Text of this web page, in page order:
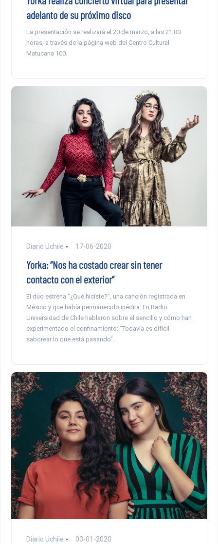
adelanto de su próximo disco
La presentación se realizará el 20 de marzo, a las 21:00
horas, a través de la página web del Centro Cultural
Matucana 100.
Diario Uchile 17-06-2020
Yorka: “Nos ha costado crear sin tener
contacto con el exterior”
El dúo estrena “¿Qué hiciste?”, una canción registrada en
México y que había permanecido inédita. En Radio
Universidad de Chile hablaron sobre el sencillo y cómo han
experimentado el confinamiento: “Todavía es difícil
saborear lo que está pasando”.
Diario Uchile 03-01-2020